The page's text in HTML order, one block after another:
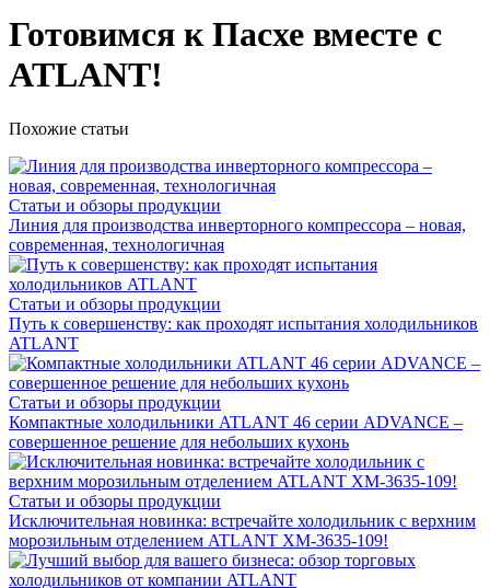
Готовимся к Пасхе вместе с
ATLANT!
Похожие статьи
Статьи и обзоры продукции
Линия для производства инверторного компрессора – новая,
современная, технологичная
Статьи и обзоры продукции
Путь к совершенству: как проходят испытания холодильников
ATLANT
Статьи и обзоры продукции
Компактные холодильники ATLANT 46 серии ADVANCE –
совершенное решение для небольших кухонь
Статьи и обзоры продукции
Исключительная новинка: встречайте холодильник с верхним
морозильным отделением ATLANT ХМ-3635-109!